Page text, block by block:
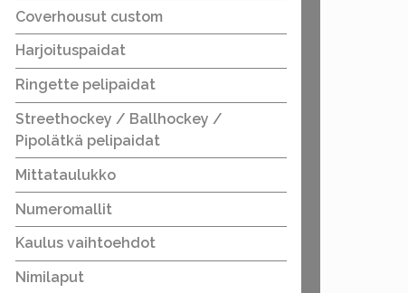
Coverhousut custom
Harjoituspaidat
Ringette pelipaidat
Streethockey / Ballhockey /
Pipolätkä pelipaidat
Mittataulukko
Numeromallit
Kaulus vaihtoehdot
Nimilaput